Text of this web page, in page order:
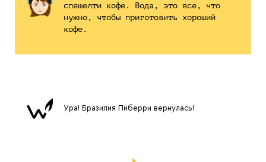
спешелти кофе. Вода, это все, что
нужно, чтобы приготовить хороший
кофе.
Ура! Бразилия Пиберри вернулась!